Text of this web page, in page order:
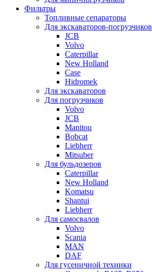
Фильтры
Топливные сепараторы
Для экскаваторов-погрузчиков
JCB
Volvo
Caterpillar
New Holland
Case
Hidromek
Для экскаваторов
Для погрузчиков
Volvo
JCB
Manitou
Bobcat
Liebherr
Mitsuber
Для бульдозеров
Caterpillar
New Holland
Komatsu
Shantui
Liebherr
Для самосвалов
Volvo
Scania
MAN
DAF
Для гусеничной техники